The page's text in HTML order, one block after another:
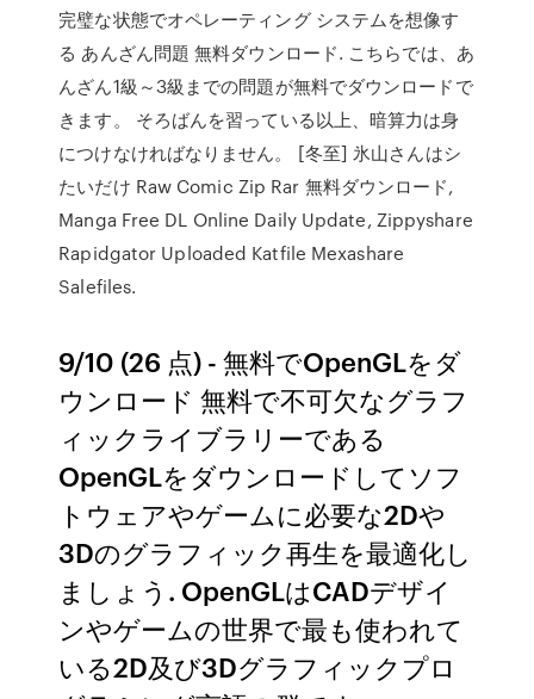
完璧な状態でオペレーティング システムを想像す
る あんざん問題 無料ダウンロード. こちらでは、あ
んざん1級～3級までの問題が無料でダウンロードで
きます。 そろばんを習っている以上、暗算力は身
につけなければなりません。 [冬至] 氷山さんはシ
たいだけ Raw Comic Zip Rar 無料ダウンロード,
Manga Free DL Online Daily Update, Zippyshare
Rapidgator Uploaded Katfile Mexashare
Salefiles.
9/10 (26 点) - 無料でOpenGLをダ
ウンロード 無料で不可欠なグラフ
ィックライブラリーである
OpenGLをダウンロードしてソフ
トウェアやゲームに必要な2Dや
3Dのグラフィック再生を最適化し
ましょう. OpenGLはCADデザイ
ンやゲームの世界で最も使われて
いる2D及び3Dグラフィックプロ